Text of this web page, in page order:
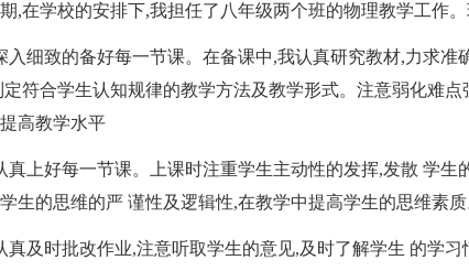
,在学校的安排下,我担任了八年级两个班的物理教学工作
入细致的备好每一节课。在备课中,我认真研究教材,力求准
定符合学生认知规律的教学方法及教学形式。注意弱化难
高教学水平
真上好每一节课。上课时注重学生主动性的发挥,发散 学生
生的思维的严 谨性及逻辑性,在教学中提高学生的思维素质
真及时批改作业,注意听取学生的意见,及时了解学生 的学